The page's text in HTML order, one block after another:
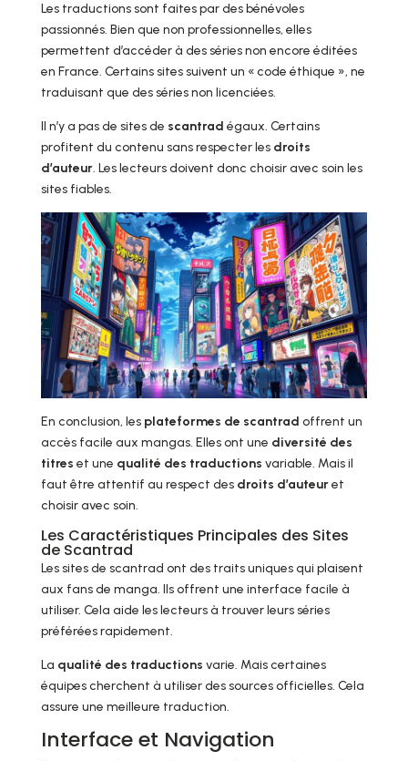
Les traductions sont faites par des bénévoles
passionnés. Bien que non professionnelles, elles
permettent d’accéder à des séries non encore éditées
en France. Certains sites suivent un « code éthique », ne
traduisant que des séries non licenciées.
Il n’y a pas de sites de scantrad égaux. Certains
profitent du contenu sans respecter les droits
d’auteur. Les lecteurs doivent donc choisir avec soin les
sites fiables.
En conclusion, les plateformes de scantrad offrent un
accès facile aux mangas. Elles ont une diversité des
titres et une qualité des traductions variable. Mais il
faut être attentif au respect des droits d’auteuret
choisir avec soin.
Les Caractéristiques Principales des Sites
de Scantrad
Les sites de scantrad ont des traits uniques qui plaisent
aux fans de manga. Ils offrent une interface facile à
utiliser. Cela aide les lecteurs à trouver leurs séries
préférées rapidement.
La qualité des traductions varie. Mais certaines
équipes cherchent à utiliser des sources officielles. Cela
assure une meilleure traduction.
Interface et Navigation